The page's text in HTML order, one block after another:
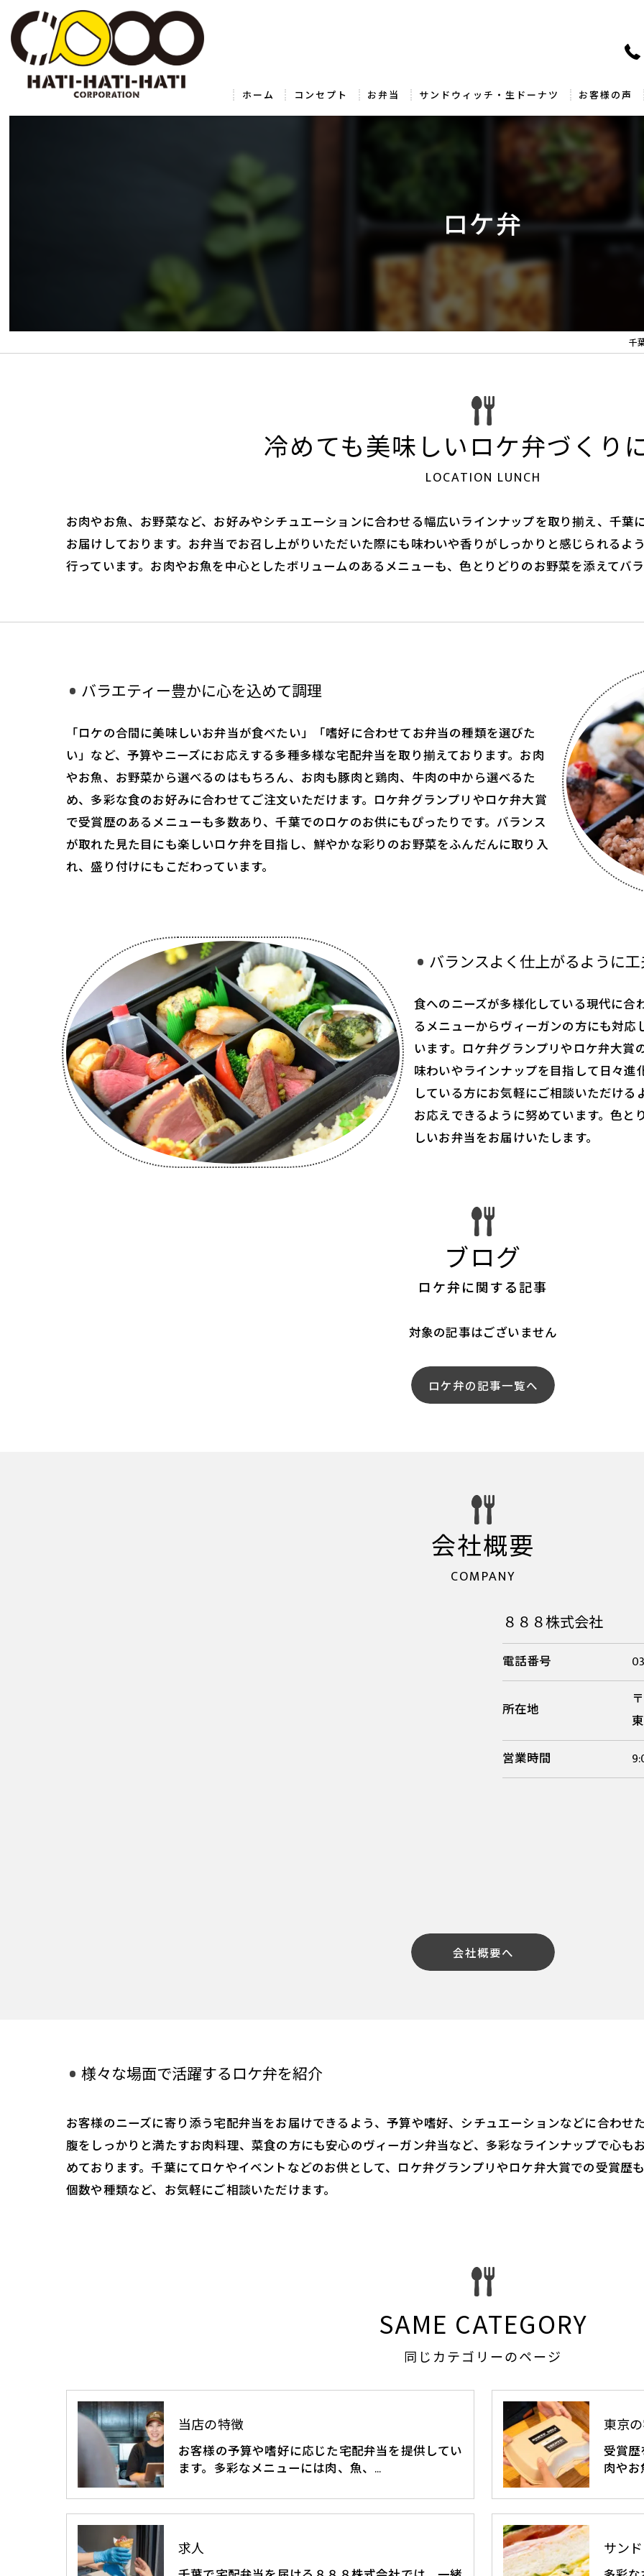
ホーム コンセプト お弁当 サンドウィッチ・生ドーナツ お客様の声
ロケ弁
千
冷めても美味しいロケ弁づくり
LOCATION LUNCH
お肉やお魚、お野菜など、お好みやシチュエーションに合わせる幅広いラインナップを取り揃え、千葉
お届けしております。お弁当でお召し上がりいただいた際にも味わいや香りがしっかりと感じられるよ
行っています。お肉やお魚を中心としたボリュームのあるメニューも、色とりどりのお野菜を添えてバ
バラエティー豊かに心を込めて調理
「ロケの合間に美味しいお弁当が食べたい」「嗜好に合わせてお弁当の種類を選びた
い」など、予算やニーズにお応えする多種多様な宅配弁当を取り揃えております。お肉
やお魚、お野菜から選べるのはもちろん、お肉も豚肉と鶏肉、牛肉の中から選べるた
め、多彩な食のお好みに合わせてご注文いただけます。ロケ弁グランプリやロケ弁大賞
で受賞歴のあるメニューも多数あり、千葉でのロケのお供にもぴったりです。バランス
が取れた見た目にも楽しいロケ弁を目指し、鮮やかな彩りのお野菜をふんだんに取り入
れ、盛り付けにもこだわっています。
バランスよく仕上がるように
食へのニーズが多様化している現代に
るメニューからヴィーガンの方にも対
います。ロケ弁グランプリやロケ弁大
味わいやラインナップを目指して日々
している方にお気軽にご相談いただけ
お応えできるように努めています。色
しいお弁当をお届けいたします。
ブログ
ロケ弁に関する記事
対象の記事はございません
ロケ弁の記事一覧へ
会社概要
COMPANY
８８８株式会社
電話番号
所在地
営業時間
会社概要へ
様々な場面で活躍するロケ弁を紹介
お客様のニーズに寄り添う宅配弁当をお届けできるよう、予算や嗜好、シチュエーションなどに合わせ
腹をしっかりと満たすお肉料理、菜食の方にも安心のヴィーガン弁当など、多彩なラインナップで心
めております。千葉にてロケやイベントなどのお供として、ロケ弁グランプリやロケ弁大賞での受賞歴
個数や種類など、お気軽にご相談いただけます。
同じカテゴリーのページ
SAME CATEGORY
当店の特徴
お客様の予算や嗜好に応じた宅配弁当を提供してい
ます。多彩なメニューには肉、魚、…
東京
受賞
肉や
求人 サン